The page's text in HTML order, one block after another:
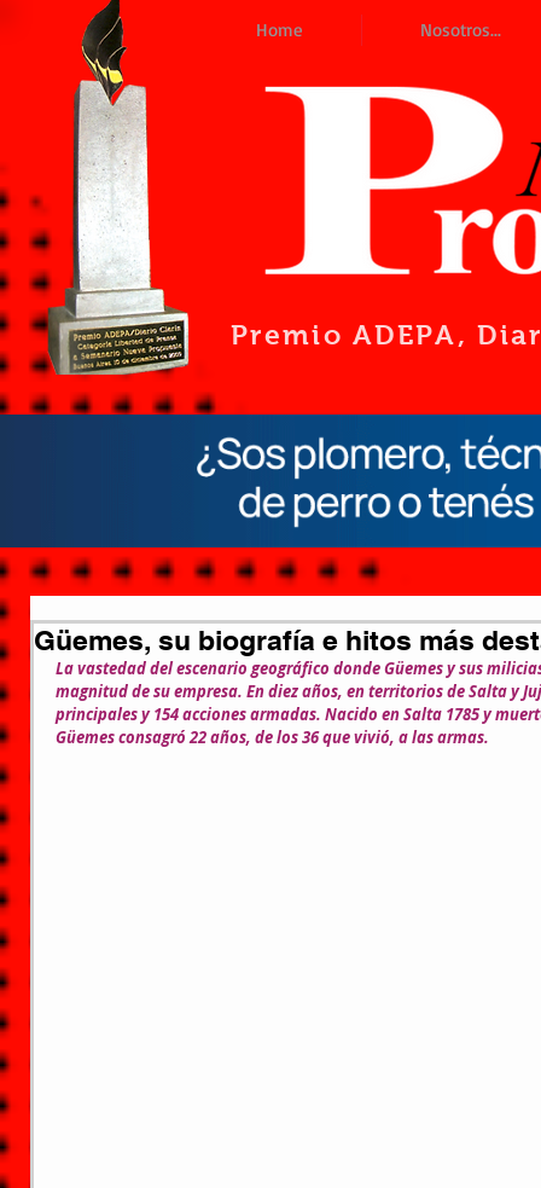
Home Nosotros...
Premio ADEPA,
Güemes, su biografía e hitos más
La vastedad del escenario geográfico donde Güemes y sus
magnitud de su empresa. En diez años, en territorios de Salta y
principales y 154 acciones armadas. Nacido en Salta 1785 y
Güemes consagró 22 años, de los 36 que vivió, a las armas.